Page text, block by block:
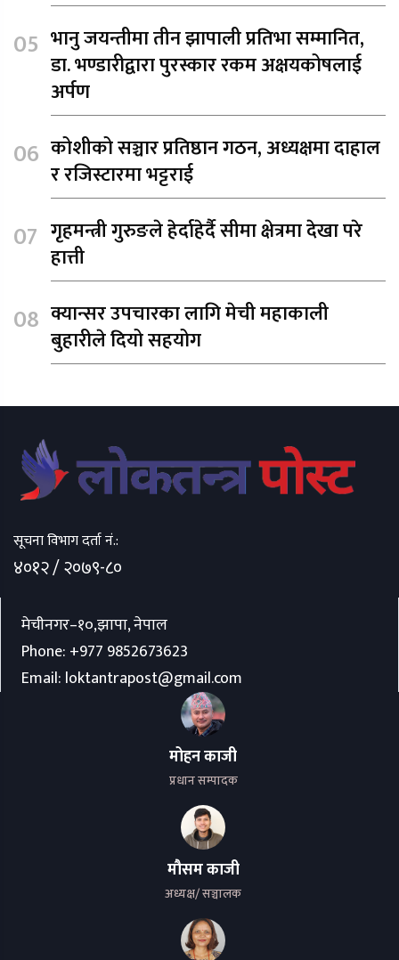
भानु जयन्तीमा तीन झापाली प्रतिभा सम्मानित,
डा. भण्डारीद्वारा पुरस्कार रकम अक्षयकोषलाई
अर्पण
कोशीको सञ्चार प्रतिष्ठान गठन, अध्यक्षमा दाहाल
र रजिस्टारमा भट्टराई
गृहमन्त्री गुरुङले हेर्दाहेर्दै सीमा क्षेत्रमा देखा परे
हात्ती
क्यान्सर उपचारका लागि मेची महाकाली
बुहारीले दियो सहयोग
सूचना विभाग दर्ता नं.:
४०१२ / २०७९-८०
मेचीनगर–१०,झापा, नेपाल
Phone: +977 9852673623
Email: loktantrapost@gmail.com
मोहन काजी
प्रधान सम्पादक
मौसम काजी
अध्यक्ष/ सञ्चालक